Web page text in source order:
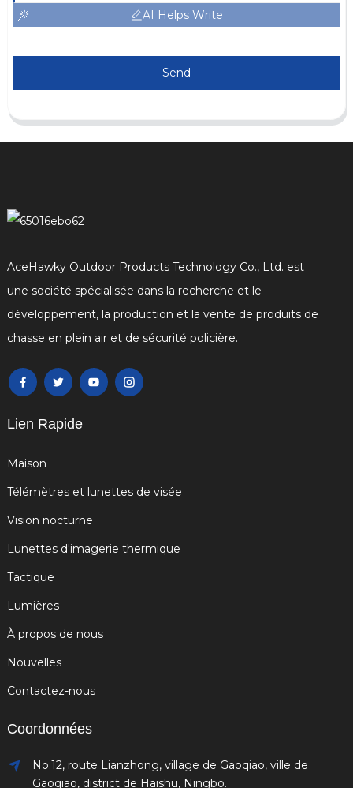
AI Helps Write
Send
AceHawky Outdoor Products Technology Co., Ltd. est
une société spécialisée dans la recherche et le
développement, la production et la vente de produits de
chasse en plein air et de sécurité policière.
Lien Rapide
Maison
Télémètres et lunettes de visée
Vision nocturne
Lunettes d'imagerie thermique
Tactique
Lumières
À propos de nous
Nouvelles
Contactez-nous
Coordonnées
No.12, route Lianzhong, village de Gaoqiao, ville de
Gaoqiao, district de Haishu, Ningbo.